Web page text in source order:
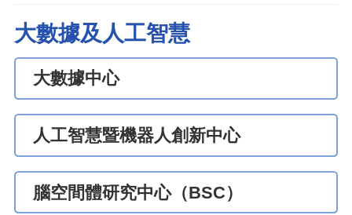
大數據及人工智慧
大數據中心
人工智慧暨機器人創新中心
腦空間體研究中心（BSC）